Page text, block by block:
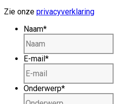
Zie onze privacyverklaring
Naam*
E-mail *
Onderwerp*